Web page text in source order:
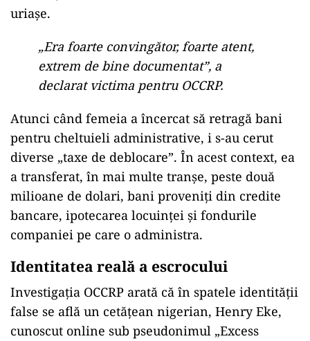
uriașe.
„Era foarte convingător, foarte atent,
extrem de bine documentat”, a
declarat victima pentru OCCRP.
Atunci când femeia a încercat să retragă bani
pentru cheltuieli administrative, i s-au cerut
diverse „taxe de deblocare”. În acest context, ea
a transferat, în mai multe tranșe, peste două
milioane de dolari, bani proveniți din credite
bancare, ipotecarea locuinței și fondurile
companiei pe care o administra.
Identitatea reală a escrocului
Investigația OCCRP arată că în spatele identității
false se află un cetățean nigerian, Henry Eke,
cunoscut online sub pseudonimul „Excess